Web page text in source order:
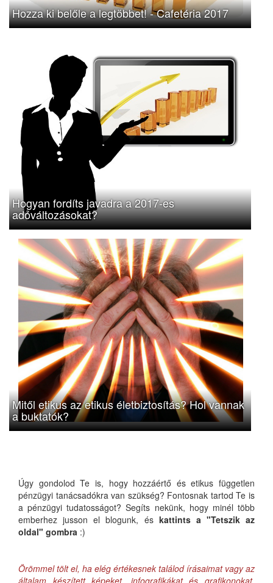
Hozza ki belőle a legtöbbet! - Cafetéria 2017
Hogyan fordíts javadra a 2017-es
adóváltozásokat?
Mitől etikus az etikus életbiztosítás? Hol vannak
a buktatók?
Úgy gondolod Te is, hogy hozzáértő és etikus független
pénzügyi tanácsadókra van szükség? Fontosnak tartod Te is
a pénzügyi tudatosságot? Segíts nekünk, hogy minél több
emberhez jusson el blogunk, és kattints a "Tetszik az
oldal" gombra :)
Örömmel tölt el, ha elég értékesnek találod írásaimat vagy az
általam készített képeket, infografikákat és grafikonokat,